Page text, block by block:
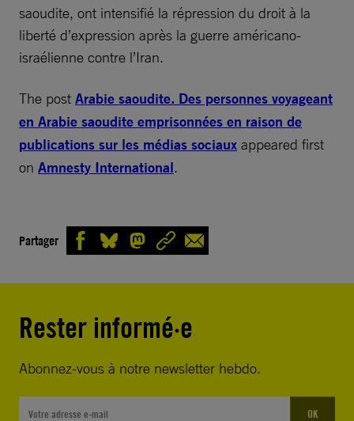
saoudite, ont intensifié la répression du droit à la
liberté d’expression après la guerre américano-
israélienne contre l’Iran.
The post Arabie saoudite. Des personnes voyageant
en Arabie saoudite emprisonnées en raison de
publications sur les médias sociaux appeared first
on Amnesty International.
Partager
Rester informé·e
Abonnez-vous à notre newsletter hebdo.
OK